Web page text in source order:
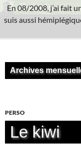
Aller
auRecherche
Archives
PERSO
Le kiwi
En 08/2008, j’ai fait
suis aussi